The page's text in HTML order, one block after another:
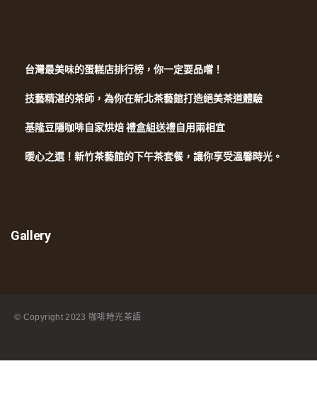
台灣最美味的蛋糕店排行榜，你一定要品嚐！
技藝精湛的茶師，為你在新北茶藝館打造絕美茶道體驗
基隆豆隱咖啡自家烘焙 禮盒組送禮自用兩相宜
暖心之選！新竹茶藝館的下午茶套餐，讓你享受溫馨時光。
Gallery
© Copyright2023 咖啡時光茶語